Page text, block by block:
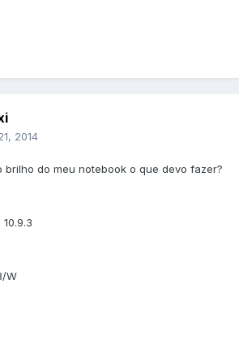
2014
brilho do meu notebook o que devo fazer?
W